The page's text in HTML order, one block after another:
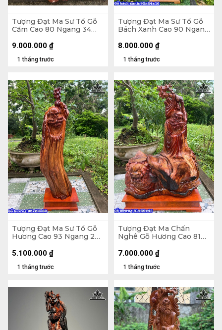
Tượng Đạt Ma Sư Tổ Gỗ
Cẩm Cao 80 Ngang 34
1 tháng trước
9.000.000 ₫
Tượng Đạt Ma Sư Tổ Gỗ
Bách Xanh Cao 90 Ngang
1 tháng trước
8.000.000 ₫
Tượng Đạt Ma Sư Tổ Gỗ
Hương Cao 93 Ngang 22
1 tháng trước
5.100.000 ₫
Tượng Đạt Ma Chấn
Nghê Gỗ Hương Cao 81
1 tháng trước
7.000.000 ₫